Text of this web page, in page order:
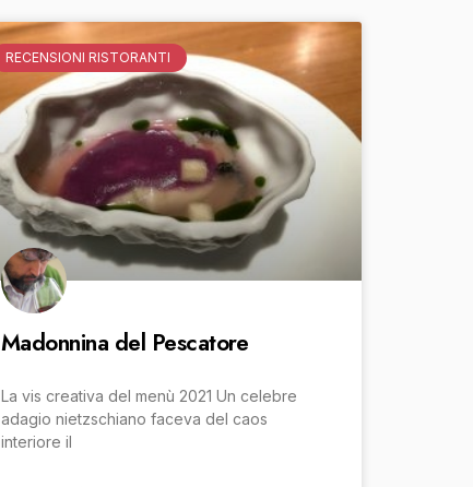
RECENSIONI RISTORANTI
Madonnina del Pescatore
La vis creativa del menù 2021 Un celebre
adagio nietzschiano faceva del caos
interiore il